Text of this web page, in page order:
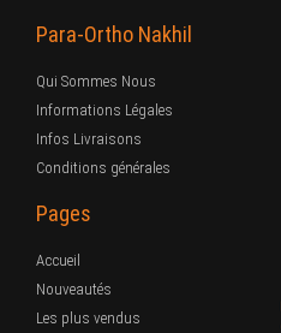
Para-Ortho Nakhil
Qui Sommes Nous
Informations Légales
Infos Livraisons
Conditions générales
Pages
Accueil
Nouveautés
Les plus vendus